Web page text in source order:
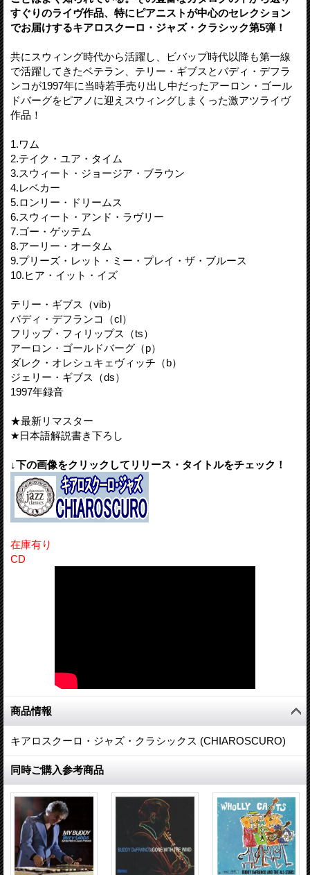
すぐりのライヴ作品、特にピアニストが中心のセレクション
でお届けするキアロスクーロ・ジャズ・クラシック第5弾！
共にスウィング時代から活躍し、ビバップ時代以降も第一線
で活躍してきたベテラン、テリー・ギブスとバディ・デフラ
ンコが1997年に当時若手売り出し中だったアーロン・ゴール
ドバーグをピアノに迎えスウィングしまくった激アツライヴ
作品！
1.ワム
2.テイク・ユア・タイム
3.スウィート・ジョージア・ブラウン
4.レベカー
5.ロンリー・ドリームス
6.スウィート・アンド・ラヴリー
7.ゴー・ゲッテム
8.アーリー・オータム
9.プリーズ・レット・ミー・プレイ・ザ・ブルース
10.ヒア・イット・イズ
テリー・ギブス（vib）
バディ・デフランコ（cl）
フリップ・フィリップス（ts）
アーロン・ゴールドバーグ（p）
ダレク・オレシュキェヴィッチ（b）
ジェリー・ギブス（ds）
1997年録音
★最新リマスター
★日本語解説書き下ろし
↓下の画像をクリックしてリリース・タイトルをチェック！
在庫有り
CD
商品情報
キアロスクーロ・ジャズ・クラシックス (CHIAROSCURO)
同時ご購入参考商品